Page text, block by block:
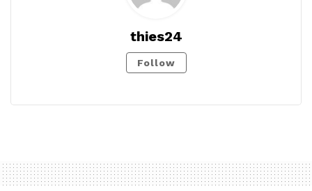
thies24
Follow